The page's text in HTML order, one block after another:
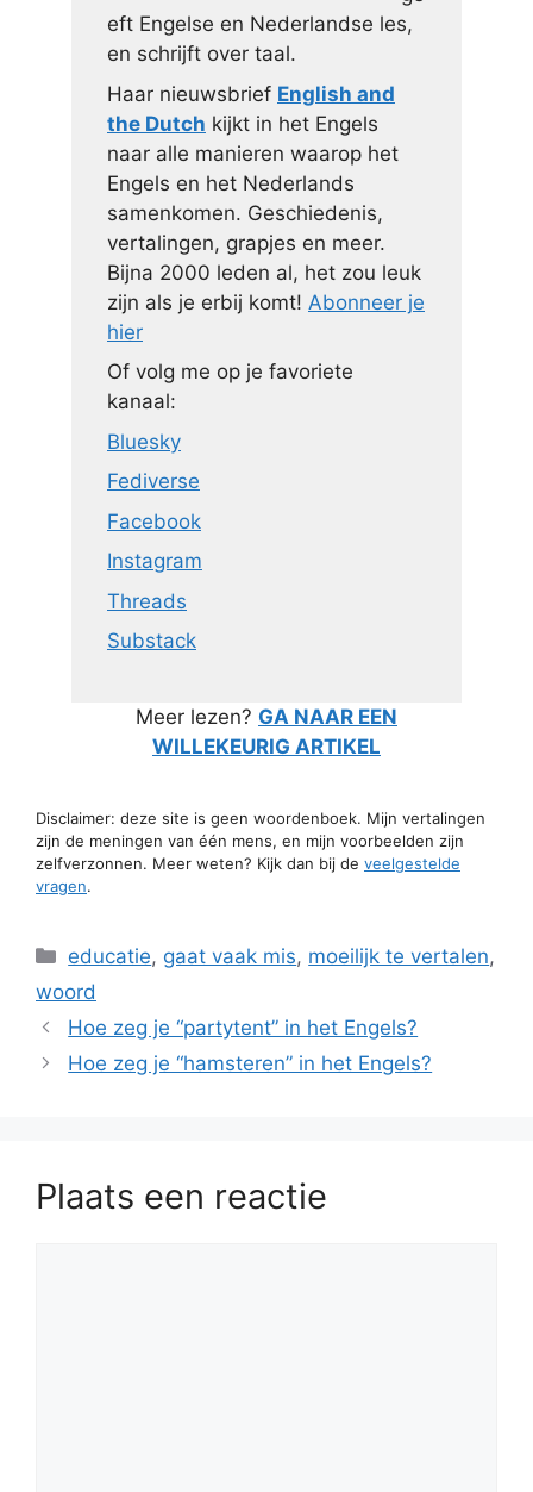
eft Engelse en Nederlandse les,
en schrijft over taal.
Haar nieuwsbrief English and
the Dutch kijkt in het Engels
naar alle manieren waarop het
Engels en het Nederlands
samenkomen. Geschiedenis,
vertalingen, grapjes en meer.
Bijna 2000 leden al, het zou leuk
zijn als je erbij komt! Abonneer je
hier
Of volg me op je favoriete
kanaal:
Bluesky
Fediverse
Facebook
Instagram
Threads
Substack
Meer lezen? GA NAAR EEN
WILLEKEURIG ARTIKEL
Disclaimer: deze site is geen woordenboek. Mijn vertalingen
zijn de meningen van één mens, en mijn voorbeelden zijn
zelfverzonnen. Meer weten? Kijk dan bij de veelgestelde
vragen.
Categorieën
educatie, gaat vaak mis, moeilijk te vertalen,
woord
Hoe zeg je “partytent” in het Engels?
Hoe zeg je “hamsteren” in het Engels?
Plaats een reactie